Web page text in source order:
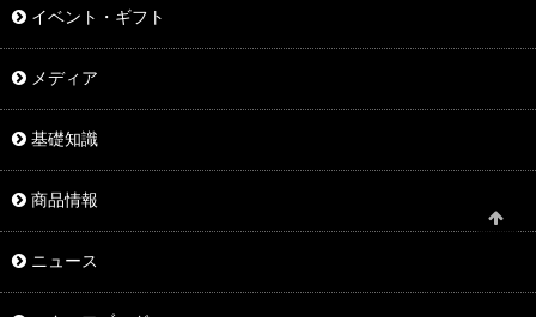
イベント・ギフト
メディア
基礎知識
商品情報
ニュース